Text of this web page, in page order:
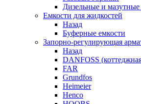
Дизельные и мазутные
Емкости для жидкостей
Назад
Буферные емкости
Запорно-регулирующая
Назад
DANFOSS
FAR
Grundfos
Heimeier
Henco